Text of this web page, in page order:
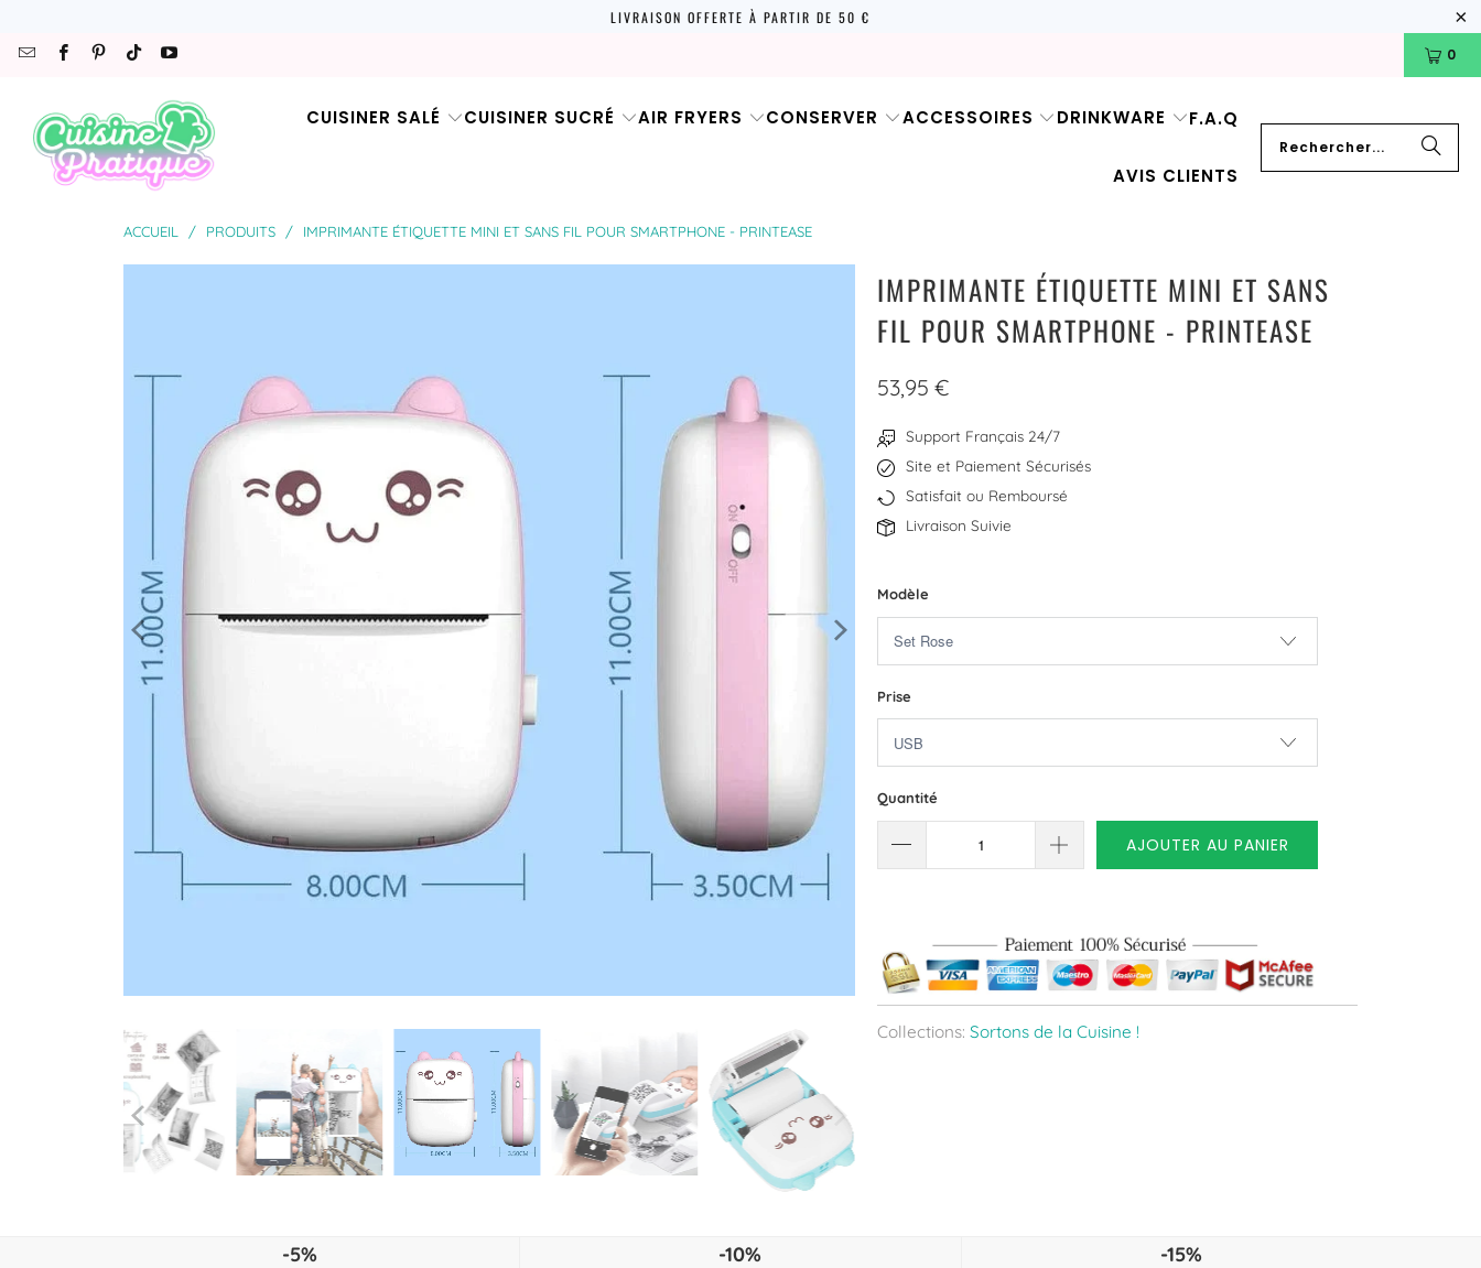
LIVRAISON OFFERTE À PARTIR DE 50 €
0
CUISINER SALÉ CUISINER SUCRÉ AIR FRYERS CONSERVER ACCESSOIRES DRINKWARE F.A.Q
AVIS CLIENTS
ACCUEIL / PRODUITS / IMPRIMANTE ÉTIQUETTE MINI ET SANS FIL POUR SMARTPHONE - PRINTEASE
IMPRIMANTE ÉTIQUETTE MINI ET SANS
FIL POUR SMARTPHONE - PRINTEASE
53,95 €
Support Français 24/7
Site et Paiement Sécurisés
Satisfait ou Remboursé
Livraison Suivie
Modèle
Prise
Quantité
AJOUTER AU PANIER
Collections: Sortons de la Cuisine !
-5% -10% -15%